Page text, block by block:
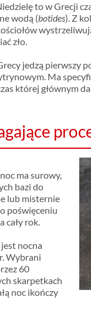
to w Grecji
wodą (botides). Z
zło.
jedzą pierwszy
Ma
której głównym
ma surowy,
bazi do
lub misternie
poświęceniu
cały rok.
nocna
Wybrani
60
skarpetkach
noc ikończy